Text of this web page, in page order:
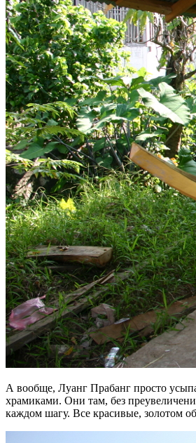
А вообще, Луанг Прабанг просто
храмиками. Они там, без
каждом шагу. Все красивые, золотом